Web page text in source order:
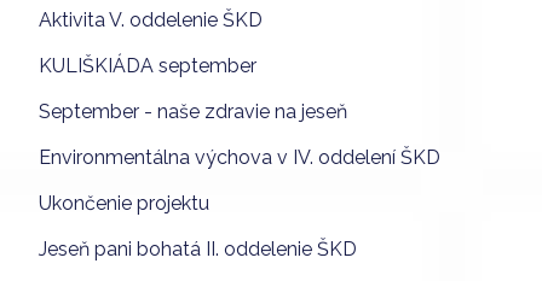
Aktivita V. oddelenie ŠKD
KULIŠKIÁDA september
September - naše zdravie na jeseň
Environmentálna výchova v IV. oddelení ŠKD
Ukončenie projektu
Jeseň pani bohatá II. oddelenie ŠKD